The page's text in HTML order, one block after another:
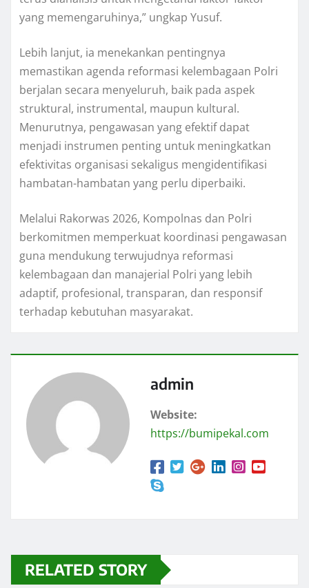
yang memengaruhinya,” ungkap Yusuf.
Lebih lanjut, ia menekankan pentingnya
memastikan agenda reformasi kelembagaan Polri
berjalan secara menyeluruh, baik pada aspek
struktural, instrumental, maupun kultural.
Menurutnya, pengawasan yang efektif dapat
menjadi instrumen penting untuk meningkatkan
efektivitas organisasi sekaligus mengidentifikasi
hambatan-hambatan yang perlu diperbaiki.
Melalui Rakorwas 2026, Kompolnas dan Polri
berkomitmen memperkuat koordinasi pengawasan
guna mendukung terwujudnya reformasi
kelembagaan dan manajerial Polri yang lebih
adaptif, profesional, transparan, dan responsif
terhadap kebutuhan masyarakat.
admin
Website:
https://bumipekal.com
RELATED STORY